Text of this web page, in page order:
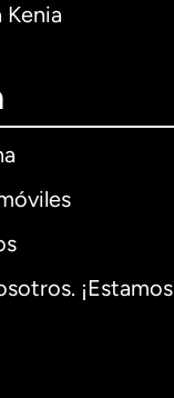
Kenia
¡Estamos